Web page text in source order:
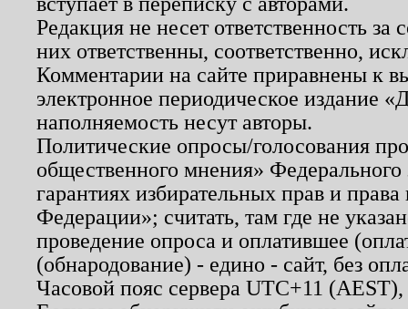
Редакция не несет ответственность
них ответственны, соответственно,
Комментарии на сайте приравнены к
электронное периодическое издание
наполняемость несут авторы.
Политические опросы/голосования
общественного мнения»
гарантиях избирательных прав и
Федерации»; считать, там где не
проведение опроса и оплатившее
(обнародование) - едино - сайт, без
Часовой пояс сервера UTC+11